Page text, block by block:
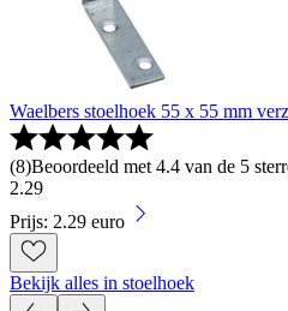
Waelbers stoelhoek 55 x 55 mm
(8)Beoordeeld met 4.4 van de 5
2.29
Prijs: 2.29 euro
Bekijk alles in stoelhoek